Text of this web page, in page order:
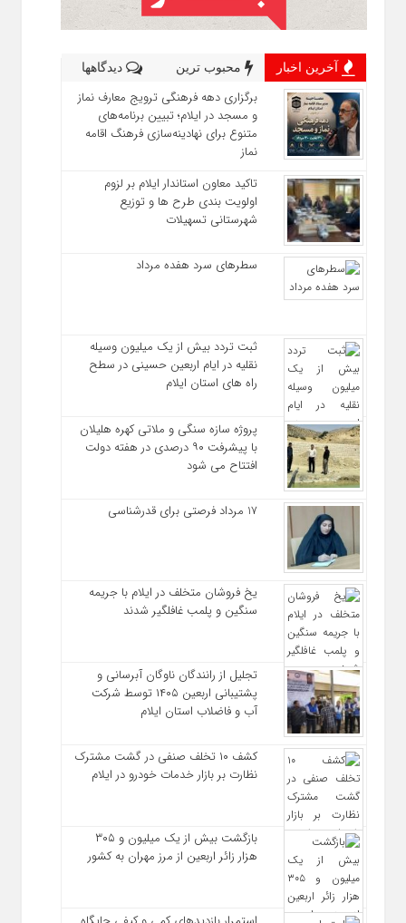
آخرین اخبار محبوب ترین دیدگاهها
برگزاری دهه فرهنگی ترویج معارف نماز
و مسجد در ایلام؛ تبیین برنامه‌های
متنوع برای نهادینه‌سازی فرهنگ اقامه
نماز
تاکید معاون استاندار ایلام بر لزوم
اولویت‌ بندی طرح‌ ها و توزیع
شهرستانی تسهیلات
سطرهای سرد هفده مرداد
ثبت تردد بیش از یک میلیون وسیله
نقلیه در ایام اربعین حسینی در سطح
راه‌ های استان ایلام
پروژه سازه سنگی و ملاتی کهره هلیلان
با پیشرفت ۹۰ درصدی در هفته دولت
افتتاح می شود
17 مرداد فرصتی برای قدرشناسی
یخ‌ فروشان متخلف در ایلام با جریمه
سنگین و پلمب غافلگیر شدند
تجلیل از رانندگان ناوگان آبرسانی و
پشتیبانی اربعین ۱۴۰۵ توسط شرکت
آب و فاضلاب استان ایلام
کشف ۱۰ تخلف صنفی در گشت مشترک
نظارت بر بازار خدمات خودرو در ایلام
بازگشت بیش از یک میلیون و ۳۰۵
هزار زائر اربعین از مرز مهران به کشور